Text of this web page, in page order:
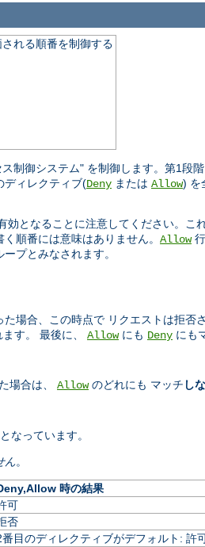
れる順番を制御する
制御システム" を制御します。第1段
ディレクティブ(Deny または Allow) を
となることに注意してください。こ
順番には意味はありません。 Allow行
プとみなされます。
場合、この時点で リクエストは拒否
す。 最後に、 Allowにも Deny にも
場合は、 Allowのどれにも マッチ し
なっています。
ん。
時の結果
可
否
番目のディレクティブがデフォルト: 許